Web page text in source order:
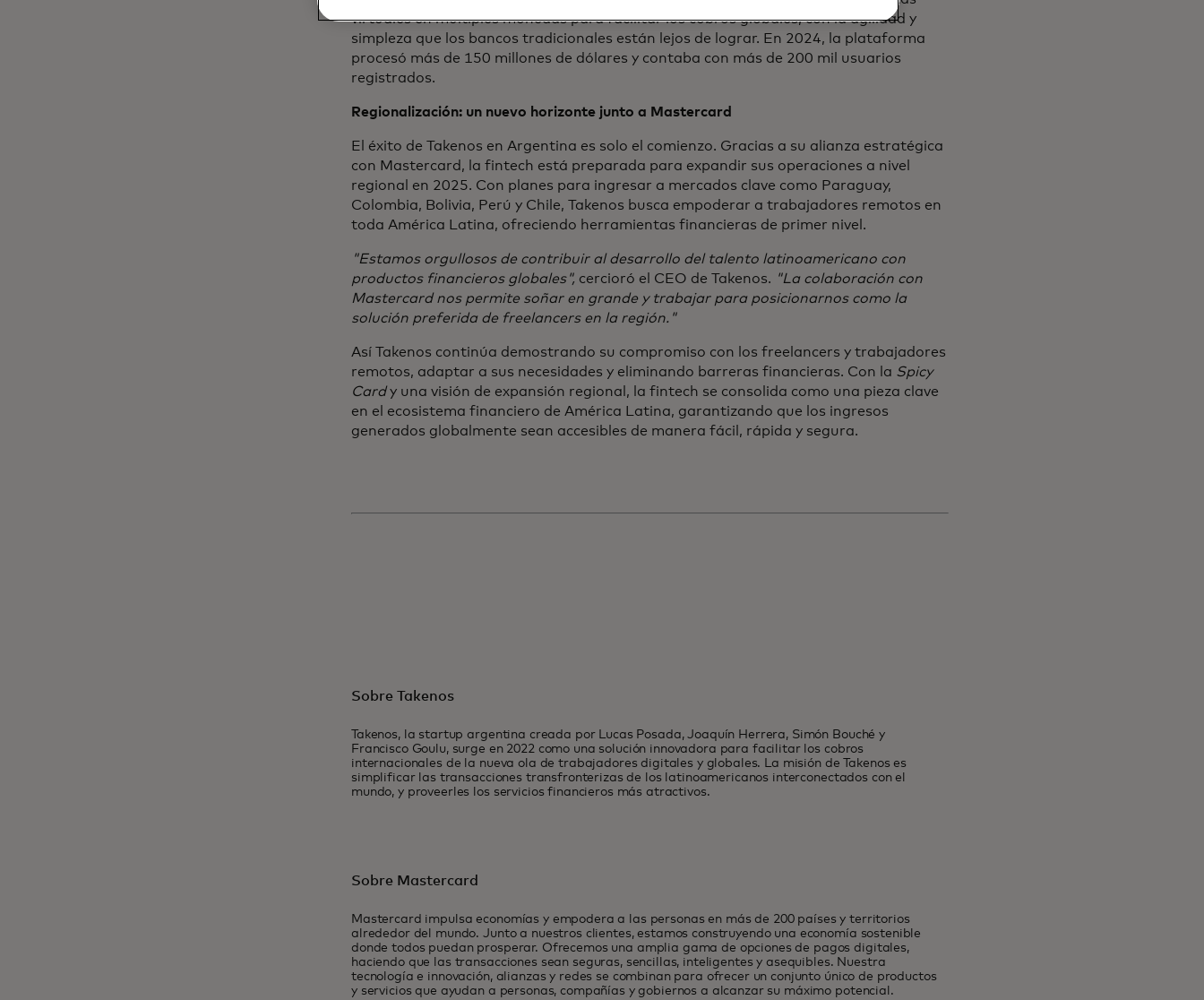
virtuales en múltiples monedas para facilitar los cobros globales, con la agilidad y
simpleza que los bancos tradicionales están lejos de lograr. En 2024, la plataforma
procesó más de 150 millones de dólares y contaba con más de 200 mil usuarios
registrados.
Regionalización: un nuevo horizonte junto a Mastercard
El éxito de Takenos en Argentina es solo el comienzo. Gracias a su alianza estratégica
con Mastercard, la fintech está preparada para expandir sus operaciones a nivel
regional en 2025. Con planes para ingresar a mercados clave como Paraguay,
Colombia, Bolivia, Perú y Chile, Takenos busca empoderar a trabajadores remotos en
toda América Latina, ofreciendo herramientas financieras de primer nivel.
"Estamos orgullosos de contribuir al desarrollo del talento latinoamericano con
productos financieros globales", cercioró el CEO de Takenos. "La colaboración con
Mastercard nos permite soñar en grande y trabajar para posicionarnos como la
solución preferida de freelancers en la región."
Así Takenos continúa demostrando su compromiso con los freelancers y trabajadores
remotos, adaptar a sus necesidades y eliminando barreras financieras. Con la Spicy
Cardy una visión de expansión regional, la fintech se consolida como una pieza clave
en el ecosistema financiero de América Latina, garantizando que los ingresos
generados globalmente sean accesibles de manera fácil, rápida y segura.
Sobre Takenos
Takenos, la startup argentina creada por Lucas Posada, Joaquín Herrera, Simón Bouché y
Francisco Goulu, surge en 2022 como una solución innovadora para facilitar los cobros
internacionales de la nueva ola de trabajadores digitales y globales. La misión de Takenos es
simplificar las transacciones transfronterizas de los latinoamericanos interconectados con el
mundo, y proveerles los servicios financieros más atractivos.
Sobre Mastercard
Mastercard impulsa economías y empodera a las personas en más de 200 países y territorios
alrededor del mundo. Junto a nuestros clientes, estamos construyendo una economía sostenible
donde todos puedan prosperar. Ofrecemos una amplia gama de opciones de pagos digitales,
haciendo que las transacciones sean seguras, sencillas, inteligentes y asequibles. Nuestra
tecnología e innovación, alianzas y redes se combinan para ofrecer un conjunto único de productos
y servicios que ayudan a personas, compañías y gobiernos a alcanzar su máximo potencial.